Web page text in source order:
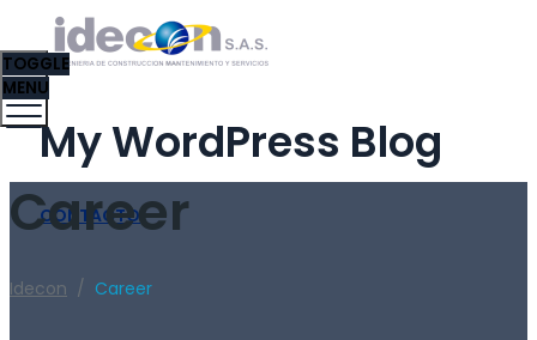
My WordPress Blog
CONTACTO
TOGGLE
MENU
Career
Idecon / Career